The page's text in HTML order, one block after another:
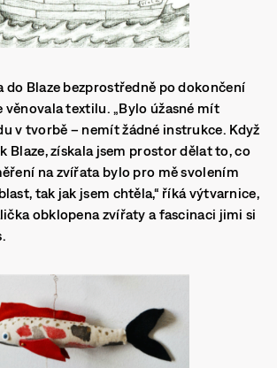
do Blaze bezprostředně po dokončení
věnovala textilu. „Bylo úžasné mít
v tvorbě – nemít žádné instrukce. Když
Blaze, získala jsem prostor dělat to, co
na zvířata bylo pro mě svolením
tak jak jsem chtěla,“ říká výtvarnice,
obklopena zvířaty a fascinaci jimi si